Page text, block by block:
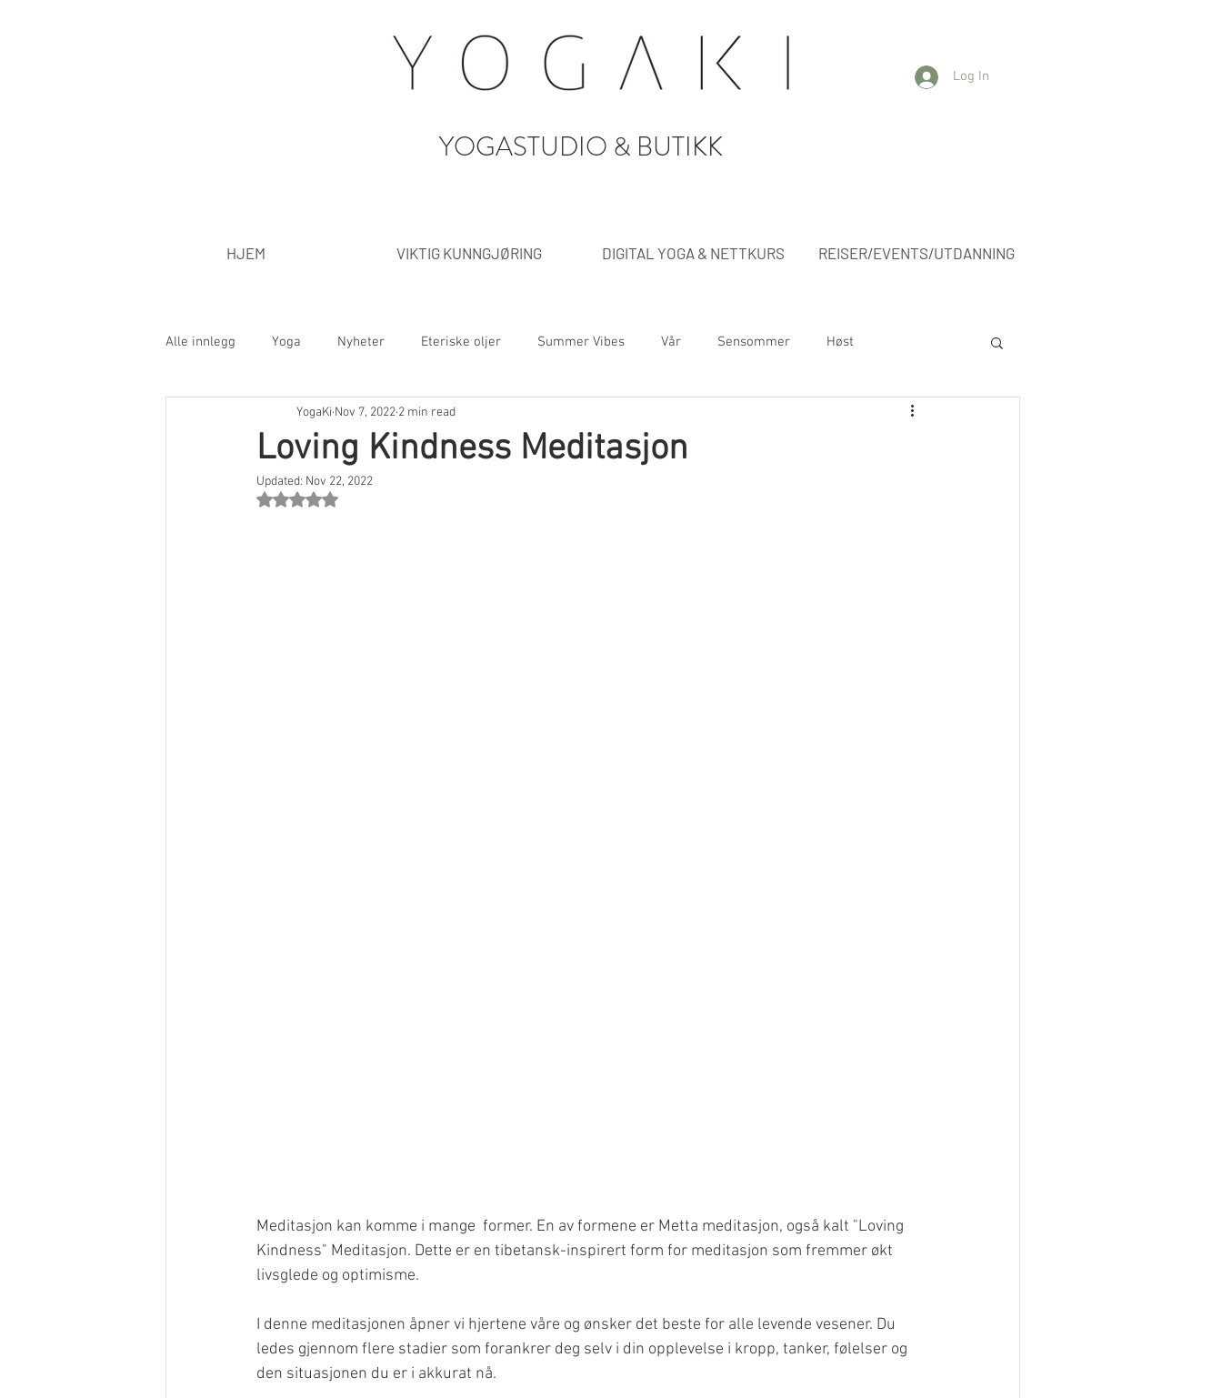
Log In
YOGASTUDIO & BUTIKK
HJEM VIKTIG KUNNGJØRING DIGITAL YOGA & NETTKURS REISER/EVENTS/UTDANNING
Alle innlegg Yoga Nyheter Eteriske oljer Summer Vibes Vår Sensommer Høst
Online medlemsportal
Loving Kindness Meditasjon
YogaKi Nov 7, 2022 2 min read
Updated: Nov 22, 2022
Rated NaN out of 5 stars.
Meditasjon kan komme i mange  former. En av formene er Metta meditasjon, også kalt "Loving
Kindness" Meditasjon. Dette er en tibetansk-inspirert form for meditasjon som fremmer økt
livsglede og optimisme.
I denne meditasjonen åpner vi hjertene våre og ønsker det beste for alle levende vesener. Du
ledes gjennom flere stadier som forankrer deg selv i din opplevelse i kropp, tanker, følelser og
den situasjonen du er i akkurat nå.